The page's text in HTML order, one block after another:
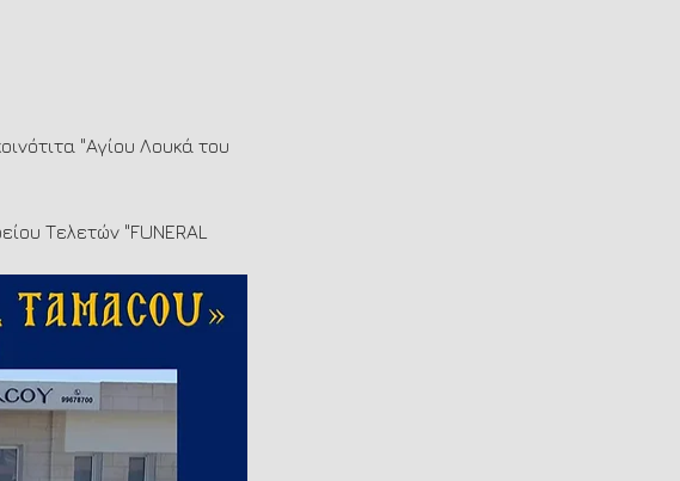
"Αγίου Λουκά του
Τελετών "FUNERAL